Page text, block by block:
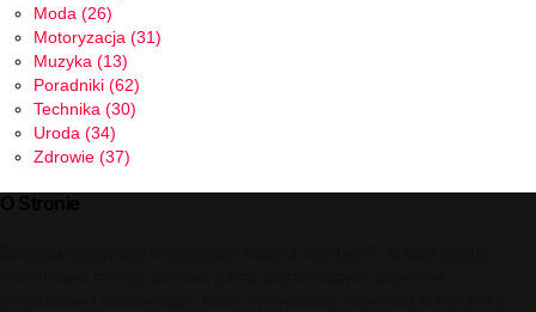
Moda (26)
Motoryzacja (31)
Muzyka (13)
Poradniki (62)
Technika (30)
Uroda (34)
Zdrowie (37)